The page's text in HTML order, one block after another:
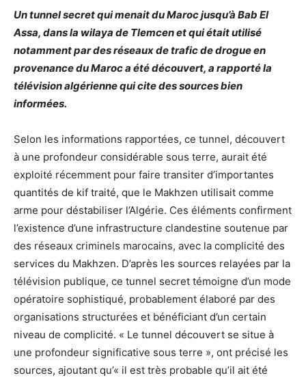
Un tunnel secret qui menait du Maroc jusqu’à Bab El
Assa, dans la wilaya de Tlemcen et qui était utilisé
notamment par des réseaux de trafic de drogue en
provenance du Maroc a été découvert, a rapporté la
télévision algérienne qui cite des sources bien
informées.
Selon les informations rapportées, ce tunnel, découvert
à une profondeur considérable sous terre, aurait été
exploité récemment pour faire transiter d’importantes
quantités de kif traité, que le Makhzen utilisait comme
arme pour déstabiliser l’Algérie. Ces éléments confirment
l’existence d’une infrastructure clandestine soutenue par
des réseaux criminels marocains, avec la complicité des
services du Makhzen. D’après les sources relayées par la
télévision publique, ce tunnel secret témoigne d’un mode
opératoire sophistiqué, probablement élaboré par des
organisations structurées et bénéficiant d’un certain
niveau de complicité. « Le tunnel découvert se situe à
une profondeur significative sous terre », ont précisé les
sources, ajoutant qu’« il est très probable qu’il ait été